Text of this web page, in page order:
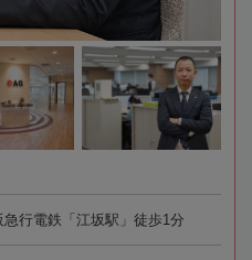
行電鉄「江坂駅」徒歩1分